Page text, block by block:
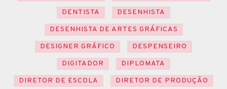
DENTISTA
DESENHISTA
DESENHISTA DE ARTES GRÁFICAS
DESIGNER GRÁFICO
DESPENSEIRO
DIGITADOR
DIPLOMATA
DIRETOR DE ESCOLA
DIRETOR DE PRODUÇÃO